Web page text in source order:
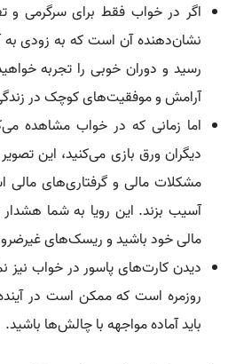
اگر در خواب فقط برای سرگرمی و
نشان‌دهنده آن است که به زودی به
رسید و دوران خوبی را تجربه
آرامش و موفقیت‌های کوچک در
اما زمانی که در خواب مشاهده
دیگران ورق بازی می‌کنید، این
مشکلات مالی و گرفتاری‌های
آسیب بزند. این رویا به شما
مالی خود باشید و ریسک‌های
دیدن کارت‌های پاسور در خواب نیز
روزمره است که ممکن است در آینده
باید آماده مواجهه با چالش‌ها باشید.